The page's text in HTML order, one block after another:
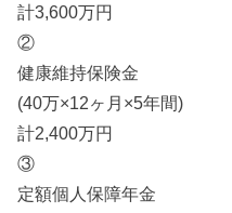
計3,600万円
②
健康維持保険金
(40万×12ヶ月×5年間)
計2,400万円
③
定額個人保障年金